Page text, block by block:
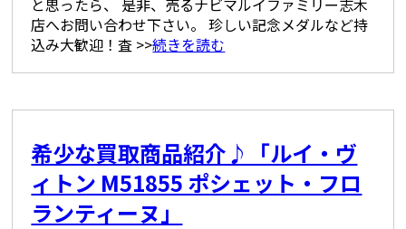
店へお問い合わせ下さい。 珍しい記念メダルなど持
込み大歓迎！査 >>続きを読む
希少な買取商品紹介♪「ルイ・ヴ
ィトン M51855 ポシェット・フロ
ランティーヌ」